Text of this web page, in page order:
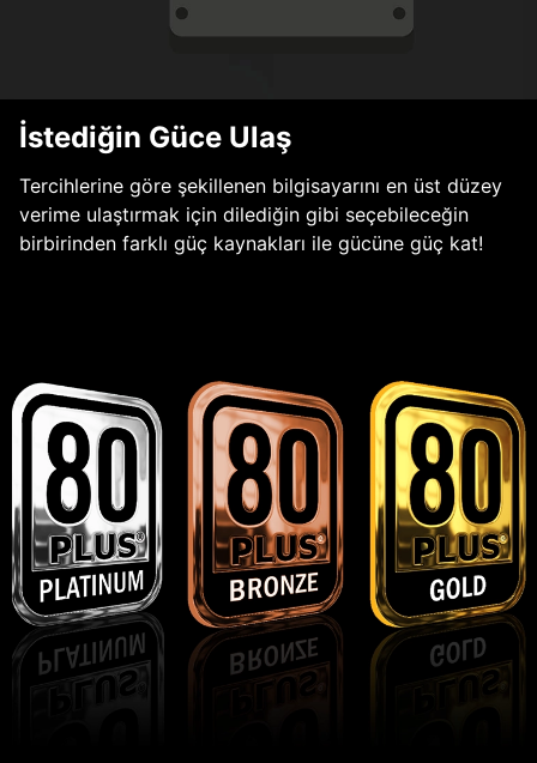
İstediğin Güce Ulaş
Tercihlerine göre şekillenen bilgisayarını en üst düzey
verime ulaştırmak için dilediğin gibi seçebileceğin
birbirinden farklı güç kaynakları ile gücüne güç kat!